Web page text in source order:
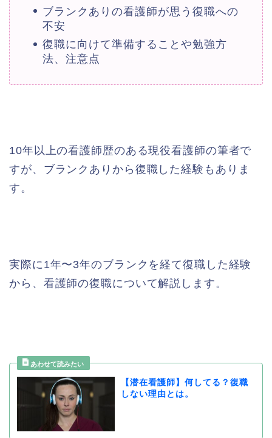
ブランクありの看護師が思う復職への
不安
復職に向けて準備することや勉強方
法、注意点
10年以上の看護師歴のある現役看護師の筆者で
すが、ブランクありから復職した経験もありま
す。
実際に1年〜3年のブランクを経て復職した経験
から、看護師の復職について解説します。
【潜在看護師】何してる？復職
しない理由とは。